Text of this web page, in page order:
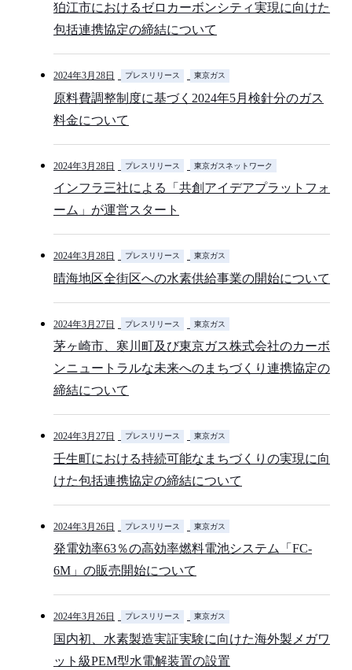
狛江市におけるゼロカーボンシティ実現に向けた
包括連携協定の締結について
2024年3月28日 プレスリリース 東京ガス
原料費調整制度に基づく2024年5月検針分のガス
料金について
2024年3月28日 プレスリリース 東京ガスネットワーク
インフラ三社による「共創アイデアプラットフォ
ーム」が運営スタート
2024年3月28日 プレスリリース 東京ガス
晴海地区全街区への水素供給事業の開始について
2024年3月27日 プレスリリース 東京ガス
茅ヶ崎市、寒川町及び東京ガス株式会社のカーボ
ンニュートラルな未来へのまちづくり連携協定の
締結について
2024年3月27日 プレスリリース 東京ガス
壬生町における持続可能なまちづくりの実現に向
けた包括連携協定の締結について
2024年3月26日 プレスリリース 東京ガス
発電効率63％の高効率燃料電池システム「FC-
6M」の販売開始について
2024年3月26日 プレスリリース 東京ガス
国内初、水素製造実証実験に向けた海外製メガワ
ット級PEM型水電解装置の設置